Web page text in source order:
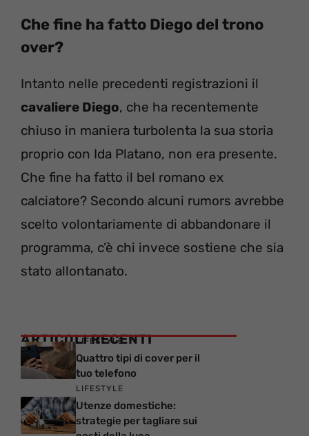
Che fine ha fatto Diego del trono
over?
Intanto nelle precedenti registrazioni il
cavaliere Diego, che ha recentemente
chiuso in maniera turbolenta la sua storia
proprio con Ida Platano, non era presente.
Che fine ha fatto il bel romano ex
calciatore? Secondo alcuni rumors avrebbe
scelto volontariamente di abbandonare il
programma, c’è chi invece sostiene che sia
stato allontanato.
ARTICOLI RECENTI
LIFESTYLE
Quattro tipi di cover per il
tuo telefono
LIFESTYLE
Utenze domestiche:
strategie per tagliare sui